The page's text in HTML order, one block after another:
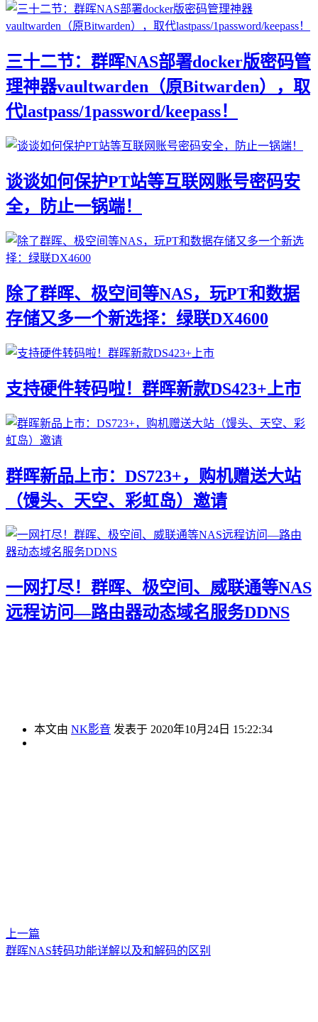
三十二节：群晖NAS部署docker版密码管
理神器vaultwarden（原Bitwarden），取
代lastpass/1password/keepass！
谈谈如何保护PT站等互联网账号密码安
全，防止一锅端！
除了群晖、极空间等NAS，玩PT和数据
存储又多一个新选择：绿联DX4600
支持硬件转码啦！群晖新款DS423+上市
群晖新品上市：DS723+，购机赠送大站
（馒头、天空、彩虹岛）邀请
一网打尽！群晖、极空间、威联通等NAS
远程访问—路由器动态域名服务DDNS
本文由 NK影音 发表于 2020年10月24日 15:22:34
上一篇
群晖NAS转码功能详解以及和解码的区别